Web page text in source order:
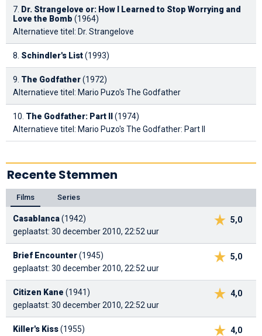
7. Dr. Strangelove or: How I Learned to Stop Worrying and
Love the Bomb (1964)
Alternatieve titel: Dr. Strangelove
8. Schindler's List(1993)
9. The Godfather(1972)
Alternatieve titel: Mario Puzo's The Godfather
10. The Godfather: Part II
(1974)
Alternatieve titel: Mario Puzo's The Godfather: Part II
Recente Stemmen
Films Series
5,0
Casablanca(1942)
geplaatst: 30 december 2010, 22:52 uur
5,0
Brief Encounter(1945)
geplaatst: 30 december 2010, 22:52 uur
4,0
Citizen Kane (1941)
geplaatst: 30 december 2010, 22:52 uur
4,0
Killer's Kiss(1955)